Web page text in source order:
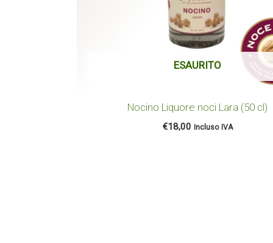
ESAURITO
Nocino Liquore noci Lara (50 cl)
€18,00 Incluso IVA